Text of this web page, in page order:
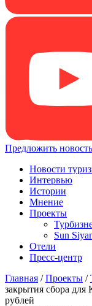
Предложить новость
Новости
Интервью
Истории
Мнение
Проекты
Sun
Отели
Пресс-центр
Главная /Проекты /
закрытия сбора для
рублей